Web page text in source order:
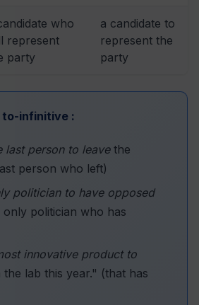
who
represent
party
a candidate to
represent the
party
to-infinitive :
last person to leavethe
person who left)
politician to have opposed
politician who has
innovative product to
lab this year." (that has